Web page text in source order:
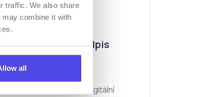
traffic. We also share
combine it with
all
Digitální podpis
Získejte právně závazné digitální